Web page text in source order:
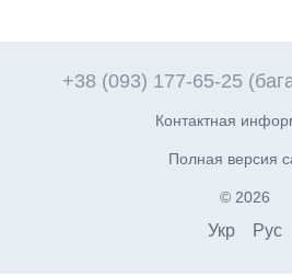
+38 (093) 177-65-25
Контактная
Полная версия
© 2026
Укр Рус